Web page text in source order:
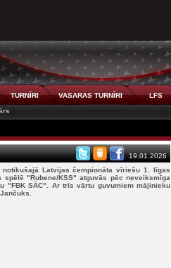
TURNĪRI VASARAS TURNĪRI LFS
19.01.2026
Latvijas čempionāta vīriešu 1. līgas
spēlē "Rubene/KSS" atguvās pēc neveiksmīga
"FBK SĀC". Ar trīs vārtu guvumiem mājinieku